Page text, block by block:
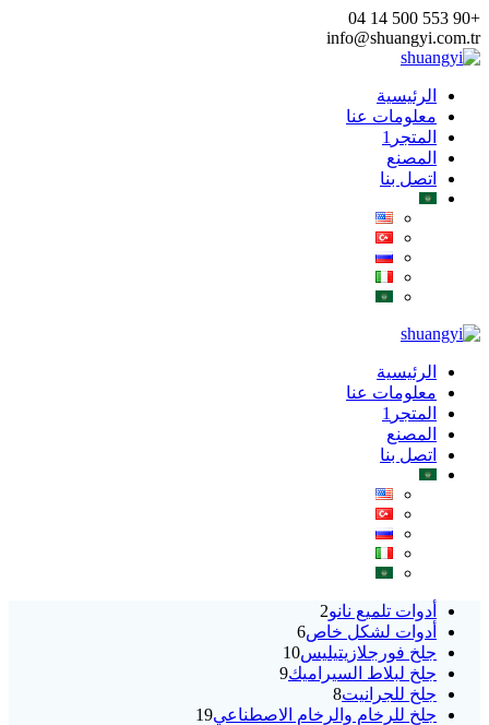
Skip
to
content
+90 553 500 14 04
info@shuangyi.com.tr
الرئيسية
معلومات عنا
المتجر1
المصنع
اتصل بنا
الرئيسية
معلومات عنا
المتجر1
المصنع
اتصل بنا
أدوات تلميع نانو2
منتجاتأدوات لشكل خاص6
6
منتجاتجلخ فورجلازيتيليس10
منتجات جلخ لبلاط السيراميك9
9
جلخ للجرانيت8
8
منتجات
جلخ للرخام والرخام الاصطناعي19